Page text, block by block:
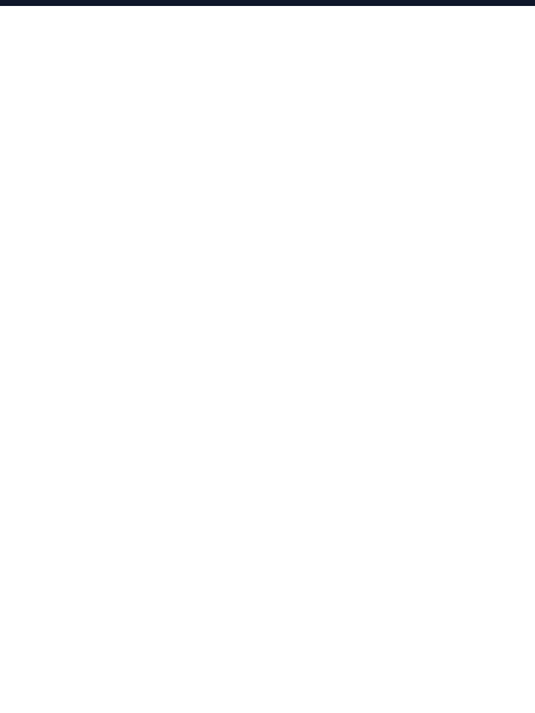
cheyenne-arapaho.rusevzapmetal.spb.ru